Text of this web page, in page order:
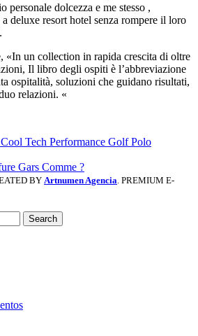
personale dolcezza e me stesso ,
deluxe resort hotel senza rompere il loro
«In un collection in rapida crescita di oltre
Il libro degli ospiti è l’abbreviazione
ospitalità, soluzioni che guidano risultati,
relazioni. «
Tech Performance Golf Polo
Gars Comme ?
BY Artnumen Agencia. PREMIUM E-
Search